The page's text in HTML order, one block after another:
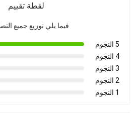
شريط عازل لاصق
شريط عزل قماش زجاجي
شريط عازل مقاوم للحرارة
لقطة تقييم
فيما يلي توزيع جميع
5 النجوم
4 النجوم
3 النجوم
2 النجوم
1 النجوم